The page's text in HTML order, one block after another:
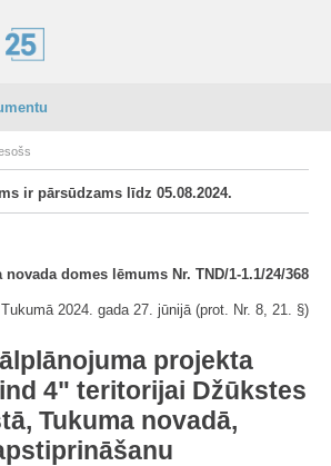
ir pārsūdzams līdz 05.08.2024.
novada domes lēmums Nr. TND/1-1.1/24/368
Tukumā 2024. gada 27. jūnijā (prot. Nr. 8, 21. §)
projekta
4" teritorijai Džūkstes
Tukuma novadā,